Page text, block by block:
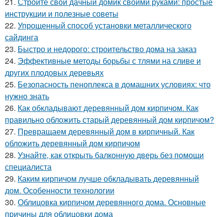
инструкции и полезные советы
22. Упрощенный способ установки металлического
сайдинга
23. Быстро и недорого: строительство дома на заказ
24. Эффективные методы борьбы с тлями на сливе и
других плодовых деревьях
25. Безопасность пеноплекса в домашних условиях: что
нужно знать
26. Как обкладывают деревянный дом кирпичом. Как
правильно обложить старый деревянный дом кирпичом?
27. Превращаем деревянный дом в кирпичный. Как
обложить деревянный дом кирпичом
28. Узнайте, как открыть балконную дверь без помощи
специалиста
29. Каким кирпичом лучше обкладывать деревянный
дом. Особенности технологии
30. Облицовка кирпичом деревянного дома. Основные
причины для облицовки дома